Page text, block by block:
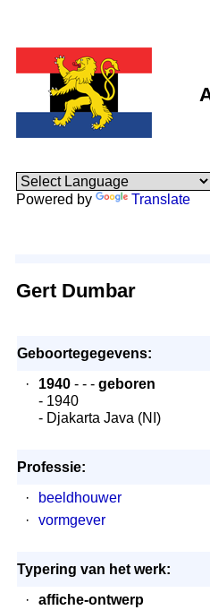
Powered by Translate
Gert Dumbar
Geboortegegevens:
·
1940 - - - geboren
- 1940
- Djakarta Java (NI)
Professie:
·
beeldhouwer
·
vormgever
Typering van het werk:
·
affiche-ontwerp